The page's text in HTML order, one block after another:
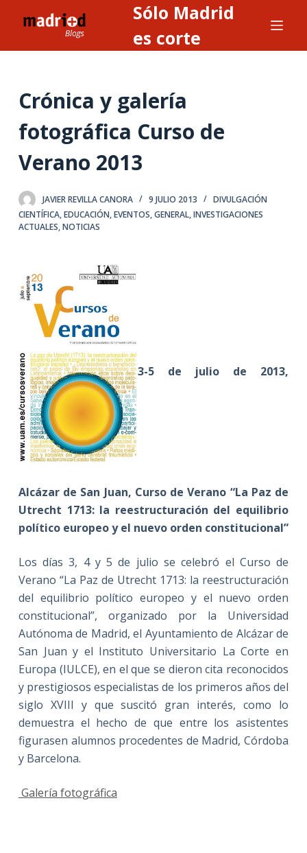
l
n
e
o
Sólo Madrid
es corte
Crónica y galería
fotográfica Curso de
Verano 2013
JAVIER REVILLA CANORA 9 JULIO 2013
DIVULGACIÓN
CIENTÍFICA,EDUCACIÓN,EVENTOS,GENERAL,INVESTIGACIONES
ACTUALES,NOTICIAS
3-5 de julio de 2013,
Alcázar de San Juan, Curso de Verano “La Paz de
Utrecht 1713: la reestructuración del equilibrio
político europeo y el nuevo orden constitucional”
Los días 3, 4 y 5 de julio se celebró el Curso de
Verano “La Paz de Utrecht 1713: la reestructuración
del equilibrio político europeo y el nuevo orden
constitucional”, organizado por la Universidad
Autónoma de Madrid, el Ayuntamiento de Alcázar de
San Juan y el Instituto Universitario La Corte en
Europa (IULCE), en el que se dieron cita reconocidos
y prestigiosos especialistas de los primeros años del
siglo XVIII y que suscitó gran interés, como lo
demuestra el hecho de que entre los asistentes
figurasen alumnos procedentes de Madrid, Córdoba
y Barcelona.
Galería fotográfica